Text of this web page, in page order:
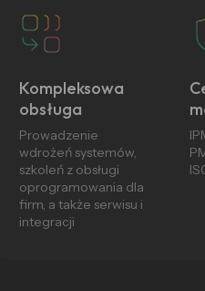
Kompleksowa
obsługa
Prowadzenie
wdrożeń systemów,
szkoleń z obsługi
oprogramowania dla
firm, a także serwisu i
integracji